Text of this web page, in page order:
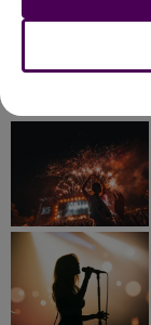
À LA UNE